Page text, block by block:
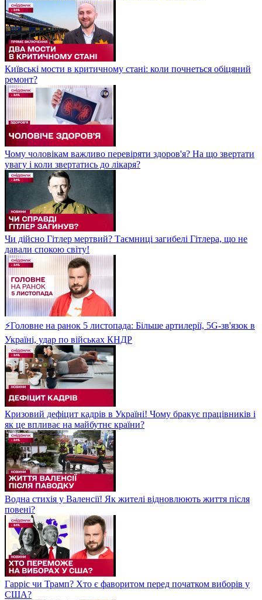
Київські мости в критичному стані: коли почнеться обіцяний
ремонт?
Чому чоловікам важливо перевіряти здоров'я? На що звертати
увагу і коли звертатись до лікаря?
Чи дійсно Гітлер мертвий? Таємниці загибелі Гітлера, що не
давали спокою світу!
⚡Головне на ранок 5 листопада: Більше артилерії, 5G-зв'язок в
Україні, удар по військах КНДР
Кризовий дефіцит кадрів в Україні! Чому бракує працівників і
як це впливає на майбутнє країни?
Водна стихія у Валенсії! Як жителі відновлюють життя після
повені?
Гарріс чи Трамп? Хто є фаворитом перед початком виборів у
США?